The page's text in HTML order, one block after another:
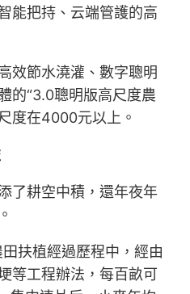
能把持、云端管護的高
效節水澆灌、數字聰明
的“3.0聰明版高尺度農
度在4000元以上。
了耕空中積，還年夜年
扶植經過歷程中，經由
等工程辦法，每百畝可